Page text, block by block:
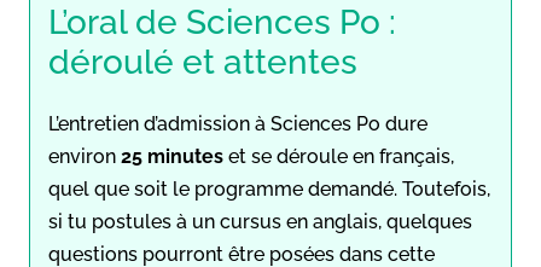
L’oral de Sciences Po :
déroulé et attentes
L’entretien d’admission à Sciences Po dure
environ 25 minutes et se déroule en français,
quel que soit le programme demandé. Toutefois,
si tu postules à un cursus en anglais, quelques
questions pourront être posées dans cette